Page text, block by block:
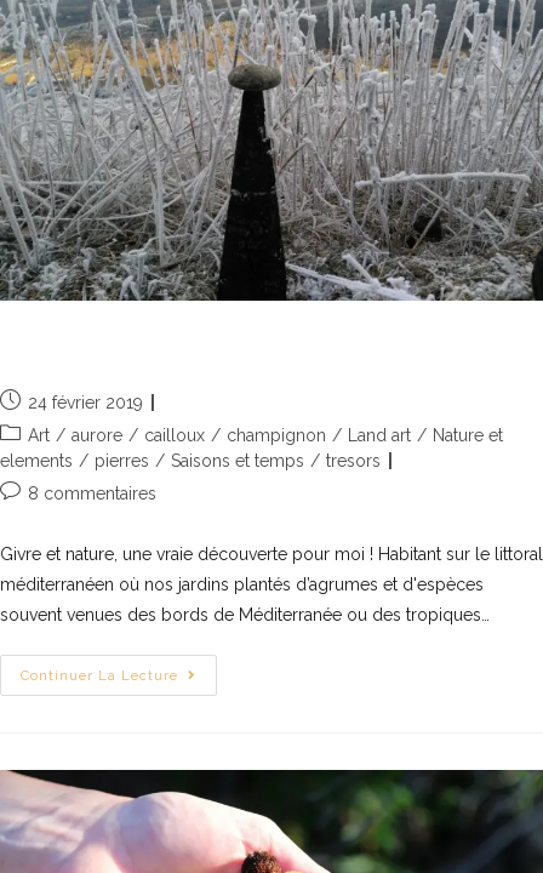
24 février 2019
Art / aurore / cailloux / champignon / Land art / Nature et
elements / pierres / Saisons et temps / tresors
8 commentaires
Givre et nature, une vraie découverte pour moi ! Habitant sur le littoral
méditerranéen où nos jardins plantés d’agrumes et d'espèces
souvent venues des bords de Méditerranée ou des tropiques…
Continuer La Lecture